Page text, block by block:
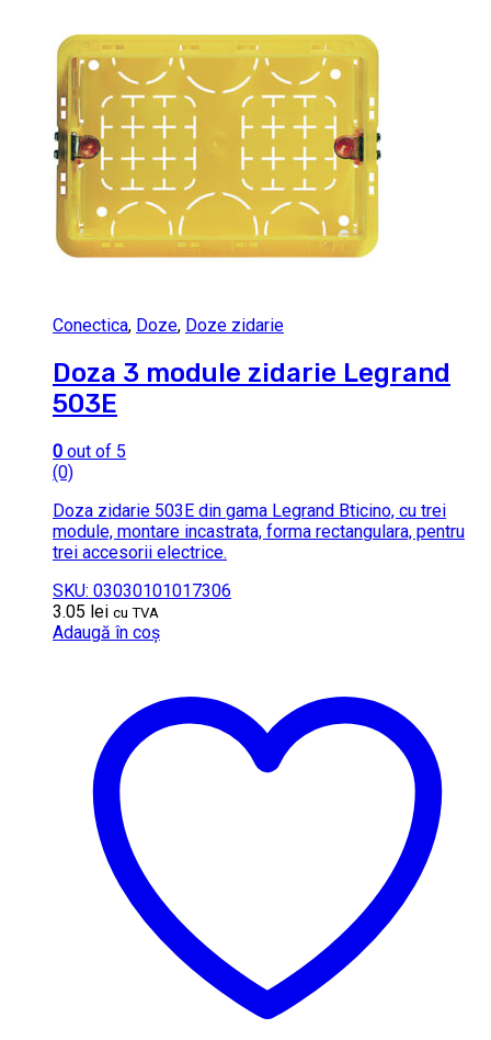
Conectica, Doze, Doze zidarie
Doza 3 module zidarie Legrand
503E
0 out of 5
(0)
Doza zidarie 503E din gama Legrand Bticino, cu trei
module, montare incastrata, forma rectangulara, pentru
trei accesorii electrice.
SKU: 03030101017306
3.05 lei cu TVA
Adaugă în coș